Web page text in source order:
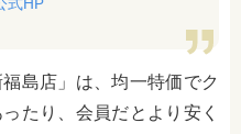
島店」は、均一特価でク
たり、会員だとより安く